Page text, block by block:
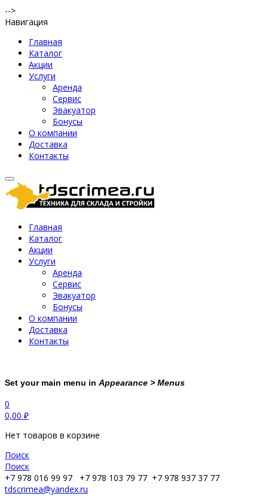
-->
Навигация
Главная
Каталог
Акции
Услуги
Аренда
Сервис
Эвакуатор
Бонусы
О компании
Доставка
Контакты
Главная
Каталог
Акции
Услуги
Аренда
Сервис
Эвакуатор
Бонусы
О компании
Доставка
Контакты
Set your main menu in Appearance > Menus
0
0,00 ₽
Нет товаров в корзине
Поиск
Поиск
+7 978 016 99 97
+7 978 103 79 77 +7 978 937 37 77
tdscrimea@yandex.ru